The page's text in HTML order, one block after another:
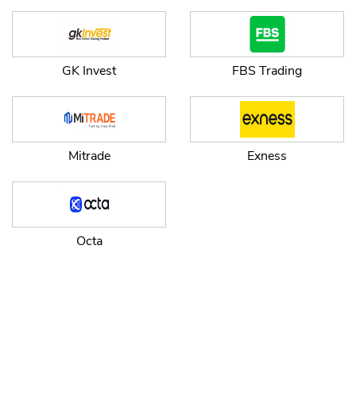
GK Invest FBS Trading
Mitrade Exness
Octa